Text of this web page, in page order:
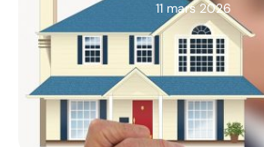
11 mars 2026